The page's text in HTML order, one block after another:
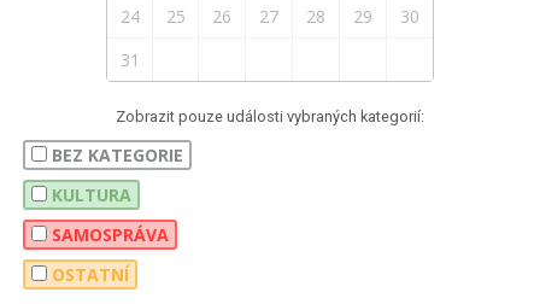
24
25 26 27 28 29
30
31
Zobrazit pouze události vybraných kategorií:
BEZ KATEGORIE
KULTURA
SAMOSPRÁVA
OSTATNÍ